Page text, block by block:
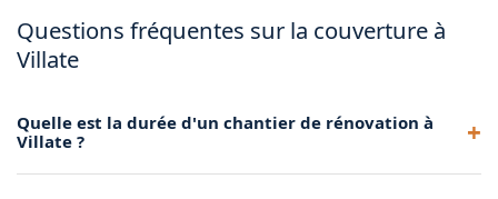
Questions fréquentes sur la couverture à
Villate
Quelle est la durée d'un chantier de rénovation à
Villate ?